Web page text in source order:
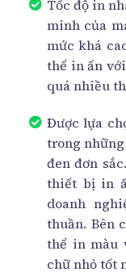
Tốc độ in
minh của
mức khá
thể in ấn
quá nhiều
Được lựa
trong
đen đơn
thiết bị in
doanh
thuần. Bên
thể in màu
chữ nhỏ tốt